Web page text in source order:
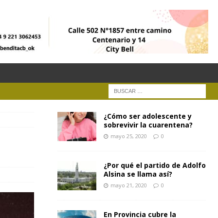
¿Cómo ser adolescente y
sobrevivir la cuarentena?
mayo 25, 2020 0
¿Por qué el partido de Adolfo
Alsina se llama así?
mayo 21, 2020 0
En Provincia cubre la